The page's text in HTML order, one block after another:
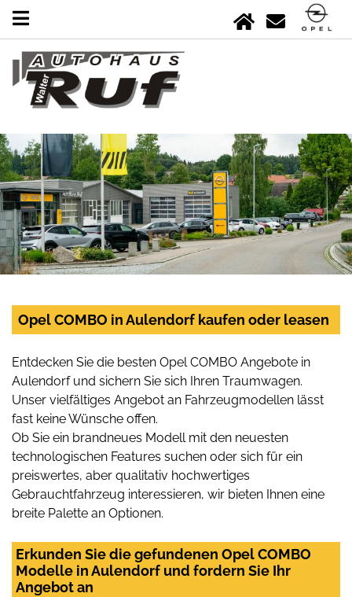
Opel COMBO in Aulendorf kaufen oder leasen
Entdecken Sie die besten Opel COMBO Angebote in
Aulendorf und sichern Sie sich Ihren Traumwagen.
Unser vielfältiges Angebot an Fahrzeugmodellen lässt
fast keine Wünsche offen.
Ob Sie ein brandneues Modell mit den neuesten
technologischen Features suchen oder sich für ein
preiswertes, aber qualitativ hochwertiges
Gebrauchtfahrzeug interessieren, wir bieten Ihnen eine
breite Palette an Optionen.
Erkunden Sie die gefundenen Opel COMBO
Modelle in Aulendorf und fordern Sie Ihr
Angebot an